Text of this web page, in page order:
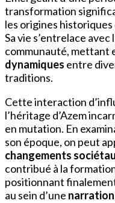
transformation
les origines
Sa vie s’entrelace avec
communauté, mettant
dynamiques entre
traditions.
Cette interaction
l’héritage d’Azem
en mutation. En
son époque, on peut
changements
contribué à la
positionnant
au sein d’une